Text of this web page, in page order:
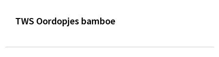
TWS Oordopjes bamboe